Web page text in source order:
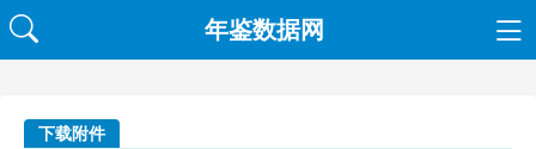
年鉴数据网
下载附件